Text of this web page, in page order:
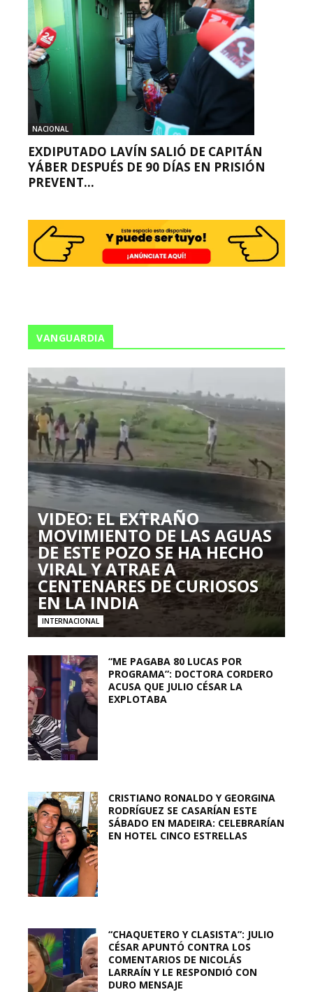
NACIONAL
EXDIPUTADO LAVÍN SALIÓ DE CAPITÁN
YÁBER DESPUÉS DE 90 DÍAS EN PRISIÓN
PREVENT...
VANGUARDIA
VIDEO: EL EXTRAÑO
MOVIMIENTO DE LAS AGUAS
DE ESTE POZO SE HA HECHO
VIRAL Y ATRAE A
CENTENARES DE CURIOSOS
EN LA INDIA
INTERNACIONAL
“ME PAGABA 80 LUCAS POR
PROGRAMA”: DOCTORA CORDERO
ACUSA QUE JULIO CÉSAR LA
EXPLOTABA
CRISTIANO RONALDO Y GEORGINA
RODRÍGUEZ SE CASARÍAN ESTE
SÁBADO EN MADEIRA: CELEBRARÍAN
EN HOTEL CINCO ESTRELLAS
“CHAQUETERO Y CLASISTA”: JULIO
CÉSAR APUNTÓ CONTRA LOS
COMENTARIOS DE NICOLÁS
LARRAÍN Y LE RESPONDIÓ CON
DURO MENSAJE